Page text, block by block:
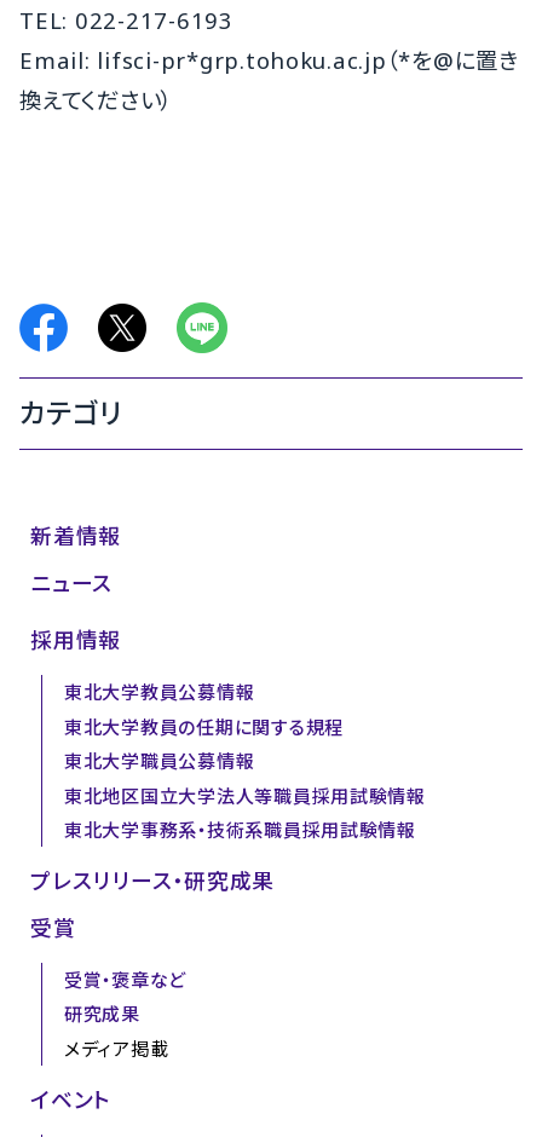
TEL: 022-217-6193
Email: lifsci-pr*grp.tohoku.ac.jp（*を@に置き
換えてください）
カテゴリ
新着情報
ニュース
採用情報
東北大学教員公募情報
東北大学教員の任期に関する規程
東北大学職員公募情報
東北地区国立大学法人等職員採用試験情報
東北大学事務系・技術系職員採用試験情報
プレスリリース・研究成果
受賞
受賞・褒章など
研究成果
メディア掲載
イベント